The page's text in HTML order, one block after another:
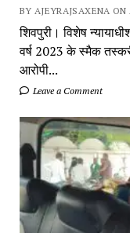
BY AJEYRAJSAXENA
शिवपुरी। विशेष
वर्ष 2023 के स्मैक
आरोपी...
Leave a Comment